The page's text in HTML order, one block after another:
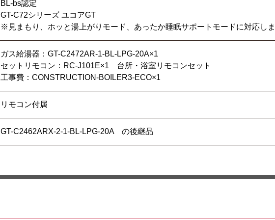
BL-bs認定
GT-C72シリーズ ユコアGT
※見まもり、ホッと湯上がりモード、あったか睡眠サポートモードに対応し
ガス給湯器：GT-C2472AR-1-BL-LPG-20A×1
セットリモコン：RC-J101E×1 台所・浴室リモコンセット
工事費：CONSTRUCTION-BOILER3-ECO×1
リモコン付属
GT-C2462ARX-2-1-BL-LPG-20A の後継品